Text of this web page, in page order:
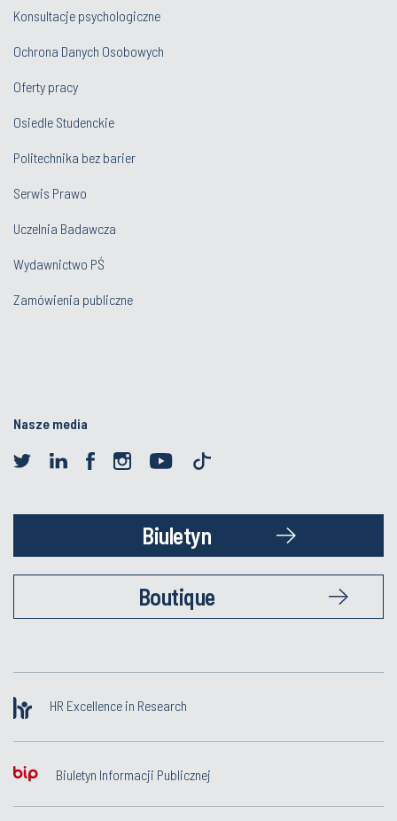
Konsultacje psychologiczne
Ochrona Danych Osobowych
Oferty pracy
Osiedle Studenckie
Politechnika bez barier
Serwis Prawo
Uczelnia Badawcza
Wydawnictwo PŚ
Zamówienia publiczne
Nasze media
Biuletyn
Boutique
HR Excellence in Research
Biuletyn Informacji Publicznej